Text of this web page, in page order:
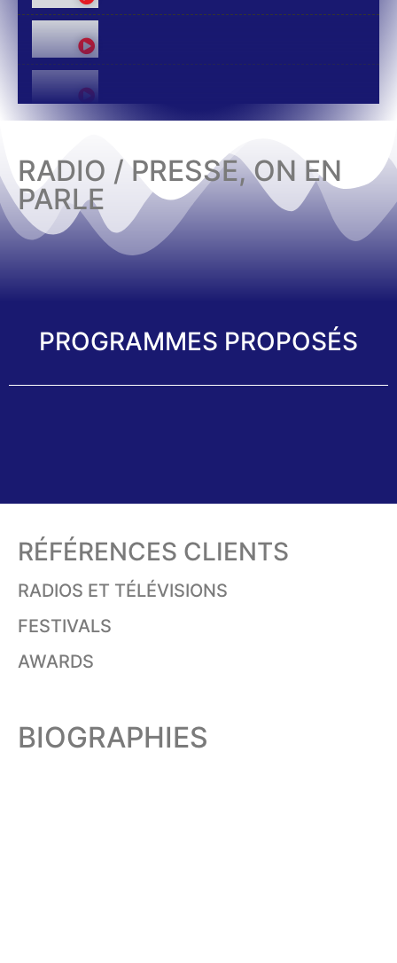
RADIO / PRESSE, ON EN
PARLE
PROGRAMMES PROPOSÉS
RÉFÉRENCES CLIENTS
RADIOS ET TÉLÉVISIONS
FESTIVALS
AWARDS
BIOGRAPHIES